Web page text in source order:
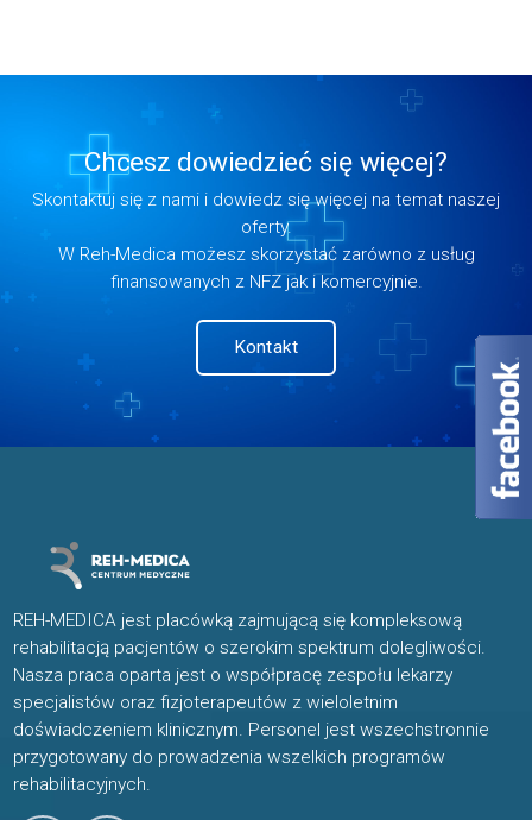
Chcesz dowiedzieć się więcej?
Skontaktuj się z nami i dowiedz się więcej na temat naszej
oferty.
W Reh-Medica możesz skorzystać zarówno z usług
finansowanych z NFZ jak i komercyjnie.
Kontakt
REH-MEDICA jest placówką zajmującą się kompleksową
rehabilitacją pacjentów o szerokim spektrum dolegliwości.
Nasza praca oparta jest o współpracę zespołu lekarzy
specjalistów oraz fizjoterapeutów z wieloletnim
doświadczeniem klinicznym. Personel jest wszechstronnie
przygotowany do prowadzenia wszelkich programów
rehabilitacyjnych.